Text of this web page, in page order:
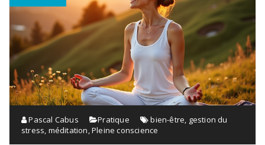
Pascal Cabus Pratique bien-être, gestion du
stress, méditation,Pleine conscience